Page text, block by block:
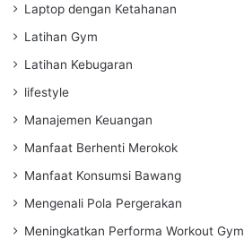
Laptop dengan Ketahanan
Latihan Gym
Latihan Kebugaran
lifestyle
Manajemen Keuangan
Manfaat Berhenti Merokok
Manfaat Konsumsi Bawang
Mengenali Pola Pergerakan
Meningkatkan Performa Workout Gym